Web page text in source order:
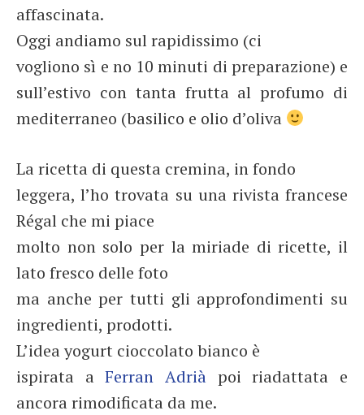
affascinata.
Oggi andiamo sul rapidissimo (ci
vogliono sì e no 10 minuti di preparazione) e
sull’estivo con tanta frutta al profumo di
mediterraneo (basilico e olio d’oliva
La ricetta di questa cremina, in fondo
leggera, l’ho trovata su una rivista francese
Régal che mi piace
molto non solo per la miriade di ricette, il
lato fresco delle foto
ma anche per tutti gli approfondimenti su
ingredienti, prodotti.
L’idea yogurt cioccolato bianco è
ispirata aFerran Adrià poi riadattata e
ancora rimodificata da me.